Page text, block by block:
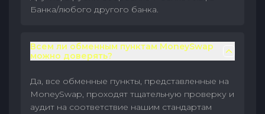
Банка/любого другого банка.
Всем ли обменным пунктам MoneySwap
можно доверять?
Да, все обменные пункты, представленные на
MoneySwap, проходят тщательную проверку и
аудит на соответствие нашим стандартам